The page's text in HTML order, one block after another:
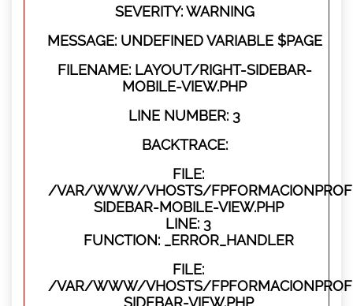
SEVERITY: WARNING
MESSAGE: UNDEFINED VARIABLE $PAGE
FILENAME: LAYOUT/RIGHT-SIDEBAR-
MOBILE-VIEW.PHP
LINE NUMBER: 3
BACKTRACE:
FILE:
/VAR/WWW/VHOSTS/
SIDEBAR-MOBILE-VIEW.PHP
LINE: 3
FUNCTION: _ERROR_HANDLER
FILE:
/VAR/WWW/VHOSTS/